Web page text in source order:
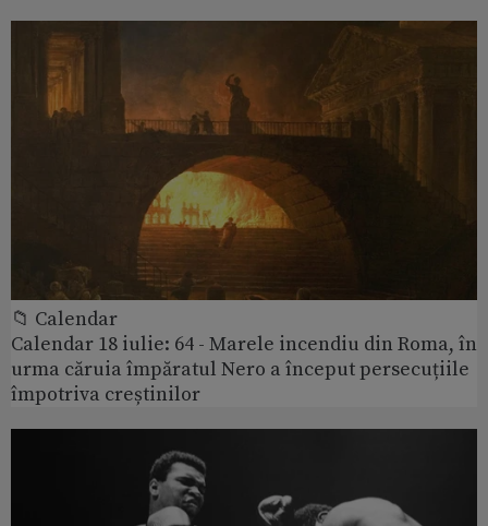
📁 Calendar
Calendar 18 iulie: 64 - Marele incendiu din Roma, în
urma căruia împăratul Nero a început persecuțiile
împotriva creștinilor